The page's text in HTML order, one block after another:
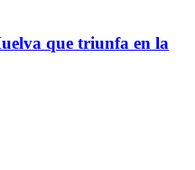
que triunfa en la